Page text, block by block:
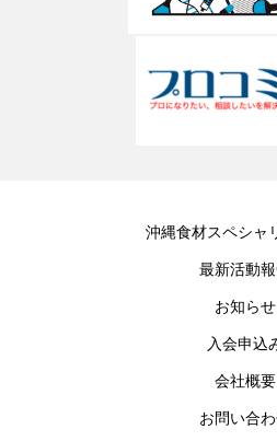
沖縄食材スペシャ
最新活動
お知らせ
入会申込
会社概要
お問い合